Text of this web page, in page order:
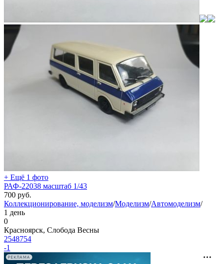
+ Ещё 1 фото
РАФ-22038 масштаб 1/43
700 руб.
Коллекционирование, моделизм/Моделизм/Автомоделизм/
1 день
0
Красноярск, Слобода Весны
2548754
-1
РЕКЛАМА